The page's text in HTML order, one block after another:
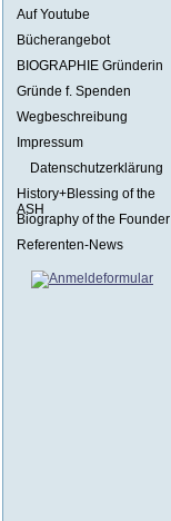
Auf Youtube
Bücherangebot
BIOGRAPHIE Gründerin
Gründe f. Spenden
Wegbeschreibung
Impressum
Datenschutzerklärung
History+Blessing of the
ASH
Biography of the Founder
Referenten-News